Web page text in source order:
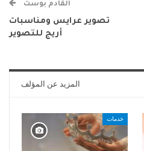
القادم بوست
تصوير عرايس ومناسبات
أريج للتصوير
المزيد عن المؤلف
خدمات